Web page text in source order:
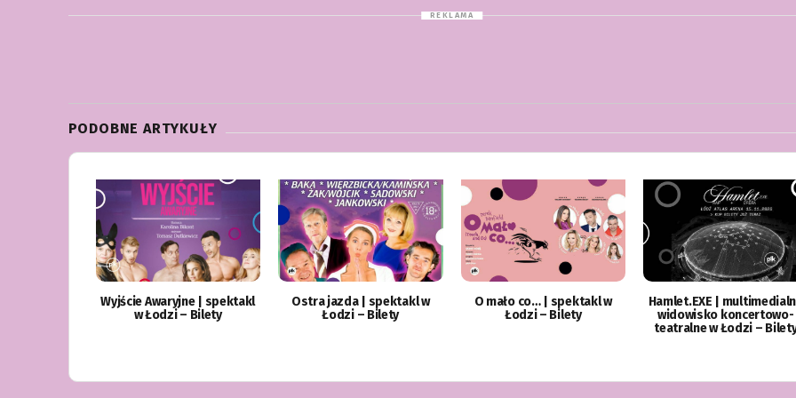
PODOBNE ARTYKUŁY
Wyjście Awaryjne | spektakl
w Łodzi – Bilety
Ostra jazda | spektakl w
Łodzi – Bilety
O mało co… | spektakl w
Łodzi – Bilety
Hamlet.EXE |
widowisko koncertowo-
teatralne w Łodzi –